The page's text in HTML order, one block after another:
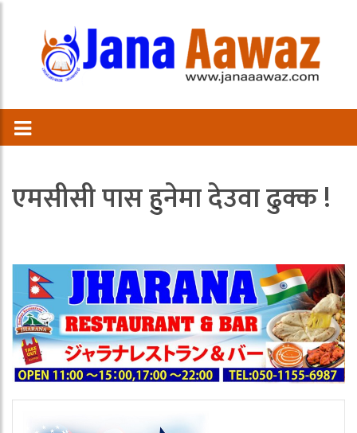
एमसीसी पास हुनेमा देउवा ढुक्क !